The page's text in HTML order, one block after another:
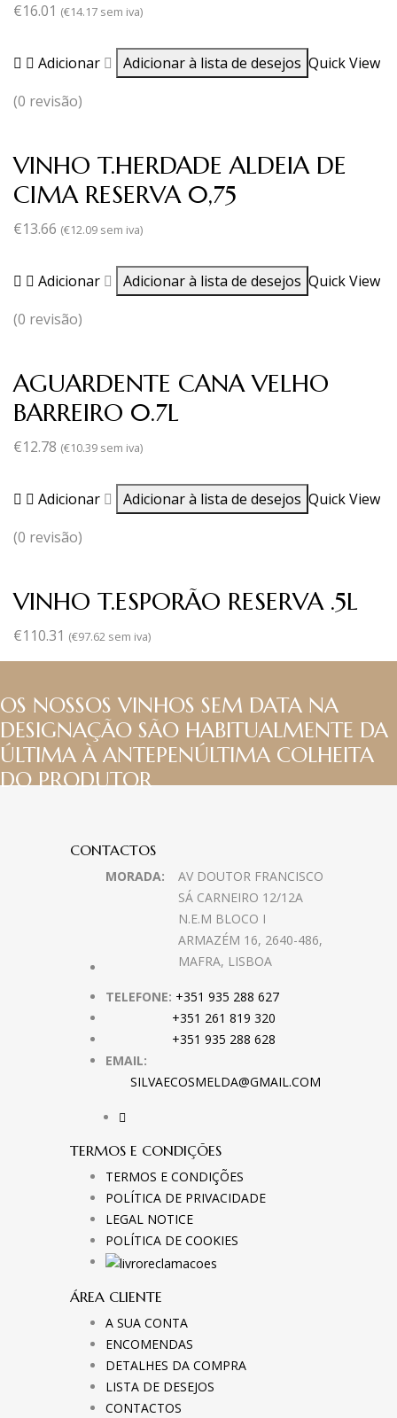
€16.01 (€14.17 sem iva)
Adicionar Adicionar à lista de desejos Quick View
(0 revisão)
VINHO T.HERDADE ALDEIA DE
CIMA RESERVA 0,75
€13.66 (€12.09 sem iva)
Adicionar Adicionar à lista de desejos Quick View
(0 revisão)
AGUARDENTE CANA VELHO
BARREIRO 0.7L
€12.78 (€10.39 sem iva)
Adicionar Adicionar à lista de desejos Quick View
(0 revisão)
VINHO T.ESPORÃO RESERVA .5L
€110.31 (€97.62 sem iva)
OS NOSSOS VINHOS SEM DATA NA
DESIGNAÇÃO SÃO HABITUALMENTE DA
ÚLTIMA À ANTEPENÚLTIMA COLHEITA
DO PRODUTOR
CONTACTOS
MORADA:
AV DOUTOR FRANCISCO
SÁ CARNEIRO 12/12A
N.E.M BLOCO I
ARMAZÉM 16, 2640-486,
MAFRA, LISBOA
TELEFONE: +351 935 288 627
+351 261 819 320
+351 935 288 628
EMAIL:
SILVAECOSMELDA@GMAIL.COM
TERMOS E CONDIÇÕES
TERMOS E CONDIÇÕES
POLÍTICA DE PRIVACIDADE
LEGAL NOTICE
POLÍTICA DE COOKIES
ÁREA CLIENTE
A SUA CONTA
ENCOMENDAS
DETALHES DA COMPRA
LISTA DE DESEJOS
CONTACTOS